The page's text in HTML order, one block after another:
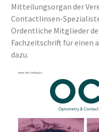
Mitteilungsorgan der
Contactlinsen-
Ordentliche Mitglieder
Fachzeitschrift für
dazu.